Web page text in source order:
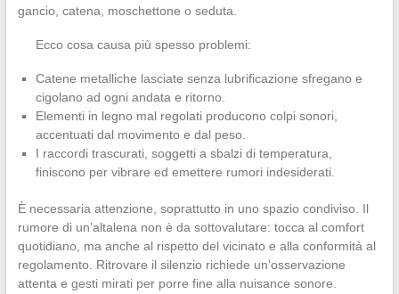
gancio, catena, moschettone o seduta.
Ecco cosa causa più spesso problemi:
Catene metalliche lasciate senza lubrificazione sfregano e
cigolano ad ogni andata e ritorno.
Elementi in legno mal regolati producono colpi sonori,
accentuati dal movimento e dal peso.
I raccordi trascurati, soggetti a sbalzi di temperatura,
finiscono per vibrare ed emettere rumori indesiderati.
È necessaria attenzione, soprattutto in uno spazio condiviso. Il
rumore di un’altalena non è da sottovalutare: tocca al comfort
quotidiano, ma anche al rispetto del vicinato e alla conformità al
regolamento. Ritrovare il silenzio richiede un’osservazione
attenta e gesti mirati per porre fine alla nuisance sonore.